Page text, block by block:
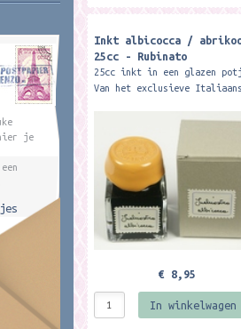
Inkt albicocca /
25cc - Rubinato
25cc inkt in een glazen
Van het exclusieve
€ 8,95
In winkelwagen
je